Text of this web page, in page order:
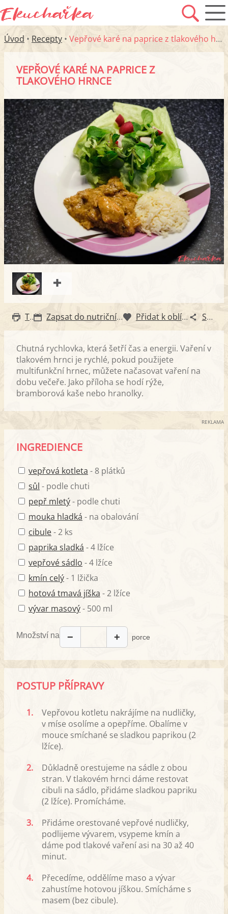
Úvod • Recepty • Vepřové karé na paprice z tlakového hrnce
VEPŘOVÉ KARÉ NA PAPRICE Z
TLAKOVÉHO HRNCE
Tisk Zapsat do nutričního diáře Přidat k oblíbeným Sdílet
Chutná rychlovka, která šetří čas a energii. Vaření v
tlakovém hrnci je rychlé, pokud použijete
multifunkční hrnec, můžete načasovat vaření na
dobu večeře. Jako příloha se hodí rýže,
bramborová kaše nebo hranolky.
REKLAMA
INGREDIENCE
vepřová kotleta - 8 plátků
sůl - podle chuti
pepř mletý- podle chuti
mouka hladká - na obalování
cibule- 2 ks
paprika sladká - 4 lžíce
vepřové sádlo - 4 lžíce
kmín celý- 1 lžička
hotová tmavá jíška - 2 lžíce
vývar masový- 500 ml
Množství na − + porce
POSTUP PŘÍPRAVY
1.
Vepřovou kotletu nakrájíme na nudličky,
v míse osolíme a opepříme. Obalíme v
mouce smíchané se sladkou paprikou (2
lžíce).
2.
Důkladně orestujeme na sádle z obou
stran. V tlakovém hrnci dáme restovat
cibuli na sádlo, přidáme sladkou papriku
(2 lžíce). Promícháme.
3.
Přidáme orestované vepřové nudličky,
podlijeme vývarem, vsypeme kmín a
dáme pod tlakové vaření asi na 30 až 40
minut.
4.
Přecedíme, oddělíme maso a vývar
zahustíme hotovou jíškou. Smícháme s
masem (bez cibule).